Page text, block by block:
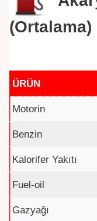
(Ortalama)
ÜRÜN
Motorin
Benzin
Kalorifer Yakıtı
Fuel-oil
Gazyağı